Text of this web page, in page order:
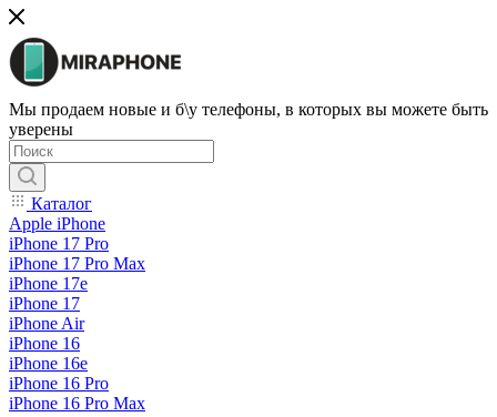
Мы продаем новые и б\у телефоны, в которых вы можете быть
уверены
Каталог
Apple iPhone
iPhone 17 Pro
iPhone 17 Pro Max
iPhone 17e
iPhone 17
iPhone Air
iPhone 16
iPhone 16e
iPhone 16 Pro
iPhone 16 Pro Max